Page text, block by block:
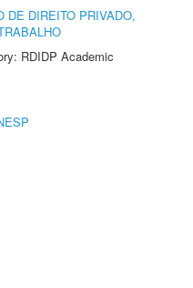
DE DIREITO PRIVADO,
RDIDP Academic